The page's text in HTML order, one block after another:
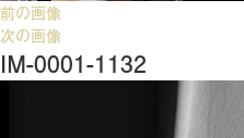
前の画像
次の画像
IM-0001-1132